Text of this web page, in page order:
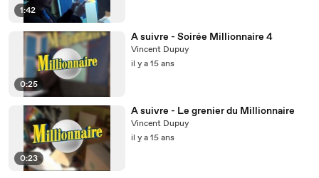
1:42
0:25
A suivre - Soirée Millionnaire 4
Vincent Dupuy
il y a 15 ans
0:23
A suivre - Le grenier du Millionnaire
Vincent Dupuy
il y a 15 ans